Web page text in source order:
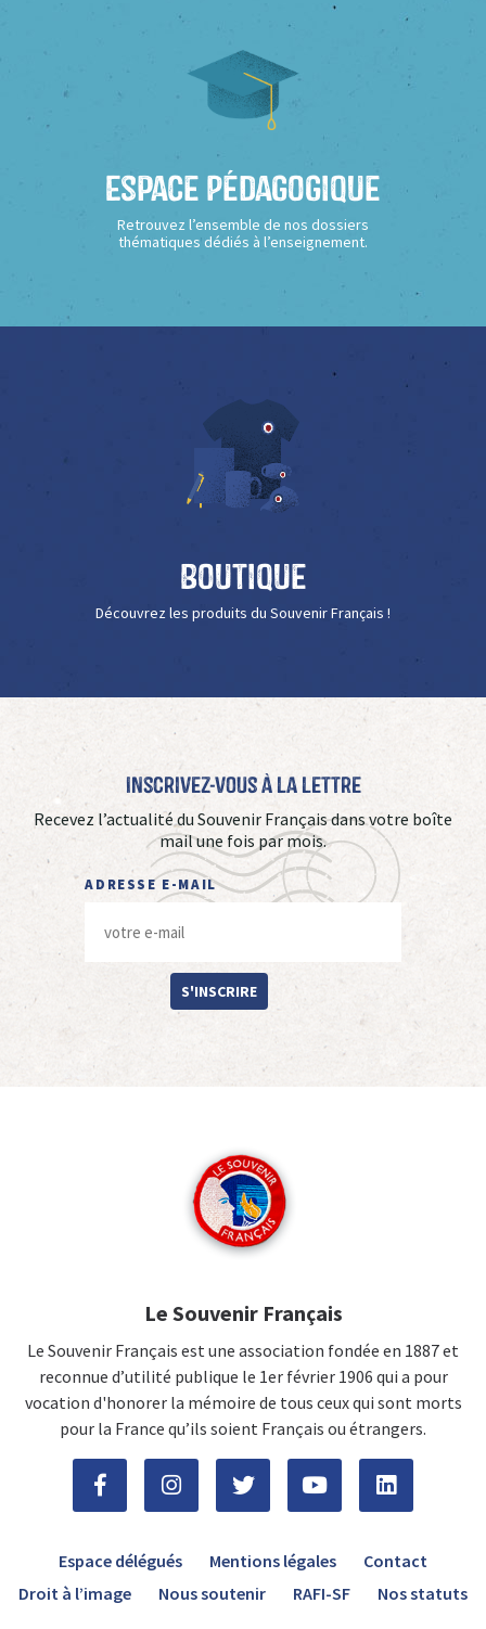
Espace Pédagogique
Retrouvez l’ensemble de nos dossiers
thématiques dédiés à l’enseignement.
Boutique
Découvrez les produits du Souvenir Français !
Inscrivez-vous à La Lettre
Recevez l’actualité du Souvenir Français dans votre boîte
mail une fois par mois.
ADRESSE E-MAIL
S'INSCRIRE
Le Souvenir Français
Le Souvenir Français est une association fondée en 1887 et
reconnue d’utilité publique le 1er février 1906 qui a pour
vocation d'honorer la mémoire de tous ceux qui sont morts
pour la France qu’ils soient Français ou étrangers.
Espace délégués Mentions légales
Contact
Droit à l’image
Nous soutenir RAFI-SF Nos statuts